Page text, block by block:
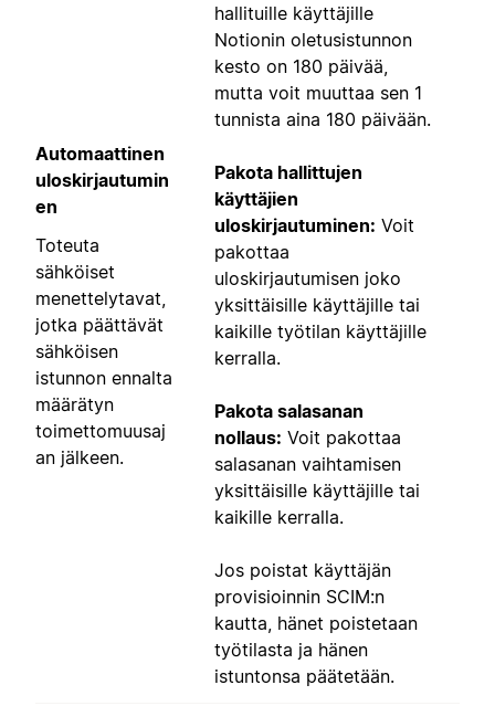
Automaattinen
uloskirjautumin
en
Toteuta
sähköiset
menettelytavat,
jotka päättävät
sähköisen
istunnon ennalta
määrätyn
toimettomuusaj
an jälkeen.
hallituille käyttäjille
Notionin oletusistunnon
kesto on 180 päivää,
mutta voit muuttaa sen 1
tunnista aina 180 päivään.
Pakota hallittujen
käyttäjien
uloskirjautuminen: Voit
pakottaa
uloskirjautumisen joko
yksittäisille käyttäjille tai
kaikille työtilan käyttäjille
kerralla.
Pakota salasanan
nollaus: Voit pakottaa
salasanan vaihtamisen
yksittäisille käyttäjille tai
kaikille kerralla.
Jos poistat käyttäjän
provisioinnin SCIM:n
kautta, hänet poistetaan
työtilasta ja hänen
istuntonsa päätetään.